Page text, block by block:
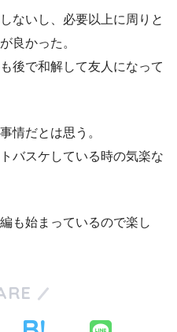
ないし、必要以上に周りと
良かった。
後で和解して友人になって
情だとは思う。
バスケしている時の気楽な
も始まっているので楽し